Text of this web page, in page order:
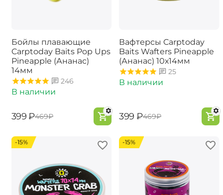
Бойлы плавающие
Carptoday Baits Pop Ups
Pineapple (Ананас)
14мм
246
В наличии
‍399‍ ₽‍469‍₽
Вафтерсы Carptoday
Baits Wafters Pineapple
(Ананас) 10х14мм
25
В наличии
‍399‍ ₽‍469‍₽
-15% -15%